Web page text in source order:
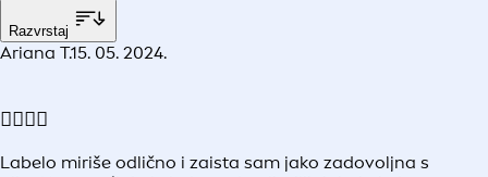
Razvrstaj
Ariana T.15. 05. 2024.
👌🏻👌🏻
Labelo miriše odlično i zaista sam jako zadovoljna s